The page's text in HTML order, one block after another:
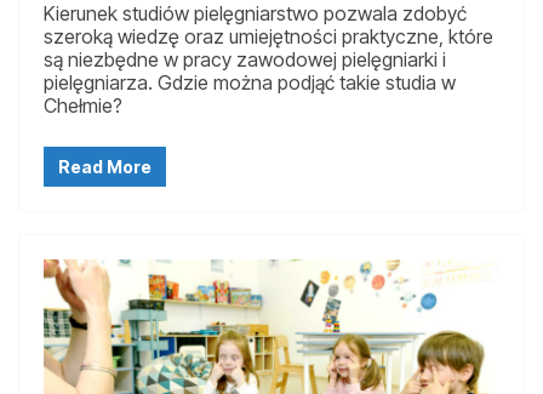
Kierunek studiów pielęgniarstwo pozwala zdobyć
szeroką wiedzę oraz umiejętności praktyczne, które
są niezbędne w pracy zawodowej pielęgniarki i
pielęgniarza. Gdzie można podjąć takie studia w
Chełmie?
Read More